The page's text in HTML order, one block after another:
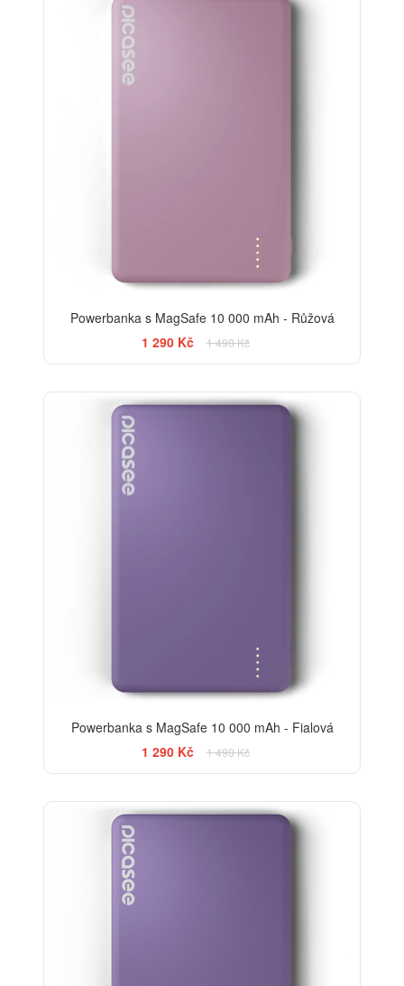
Powerbanka s MagSafe 10 000 mAh - Růžová
1 290 Kč
1 490 Kč
Powerbanka s MagSafe 10 000 mAh - Fialová
1 290 Kč
1 490 Kč